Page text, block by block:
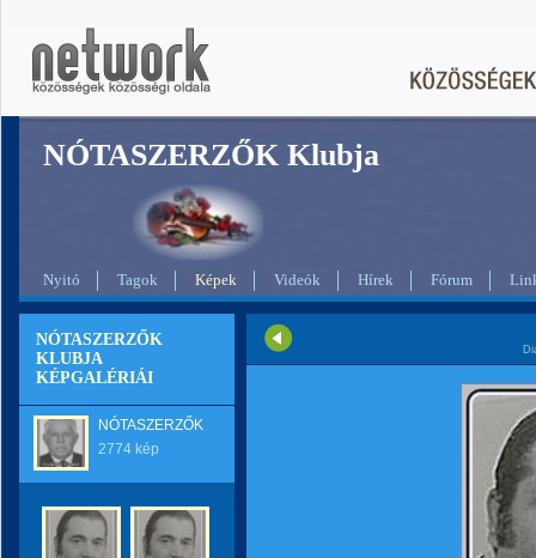
NÓTASZERZŐK Klubja
Nyitó Tagok Képek Videók Hírek Fórum
NÓTASZERZŐK
KLUBJA
KÉPGALÉRIÁI
NÓTASZERZŐK
2774 kép